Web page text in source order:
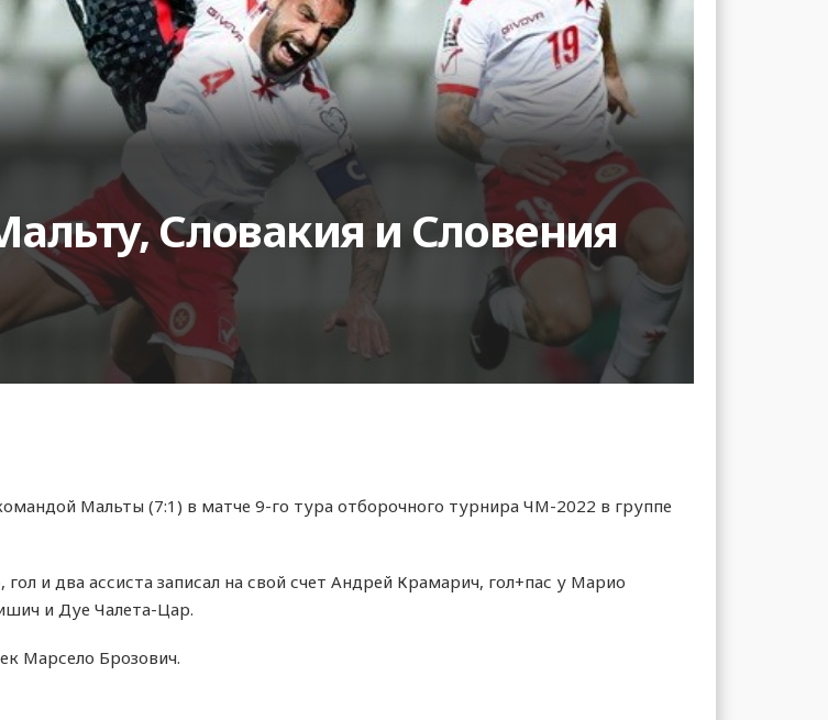
Словакия и Словения
Мальты (7:1) в матче 9-го тура отборочного турнира ЧМ-2022 в группе
и два ассиста записал на свой счет Андрей Крамарич, гол+пас у Марио
и Дуе Чалета-Цар.
Марсело Брозович.